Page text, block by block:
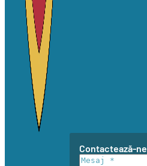
Contactează-ne